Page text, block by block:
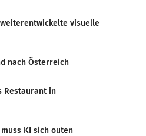
visuelle
nach Österreich
Restaurant in
KI sich outen